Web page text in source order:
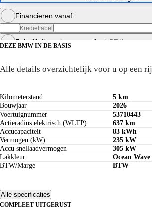
Financieren vanaf
Krediettabel
Zakelijk financieren vanafexcl. BTW
Maandbedrag berekenen
DEZE BMW IN DE BASIS
Alle details overzichtelijk voor u op een
Kilometerstand
5 km
Bouwjaar
2026
Voertuignummer
53710443
Actieradius elektrisch (WLTP)
637 km
Accucapaciteit
83 kWh
Vermogen (kW)
235 kW
Accu snellaadvermogen
305 kW
Lakkleur
Ocean
BTW/Marge
BTW
Alle specificaties
COMPLEET UITGERUST